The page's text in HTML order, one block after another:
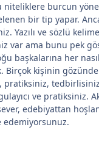
burcun
bir tip yapar.
Yazılı ve sözlü
ama bunu pek
başkalarına her
kişinin
pratiksiniz,
ve
edebiyattan
edemiyorsunuz.